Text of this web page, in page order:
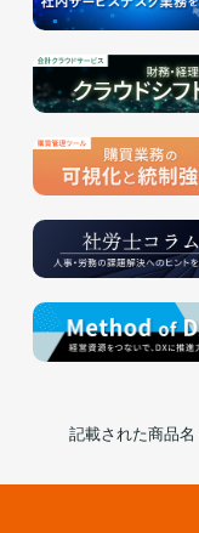
記載された商品名